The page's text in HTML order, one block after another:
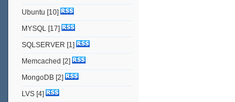
Ubuntu [10]
MYSQL [17]
SQLSERVER [1]
Memcached [2]
MongoDB [2]
LVS [4]